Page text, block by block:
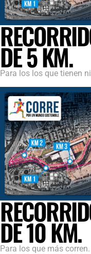
DE 5 KM.
Para los los que tienen
DE 10 KM.
Para los que más corren.